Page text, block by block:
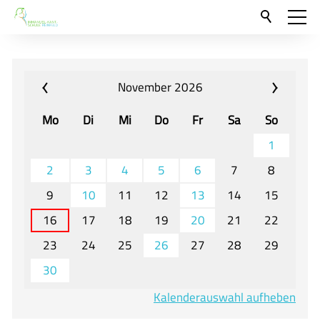
Neu hier?
Für Eltern und Schüler
Veranstaltungen und Termine
Unser Unterricht - Fachcurricula
Unsere Konzepte
Downloads
Unter-, Mittel und Oberstufe
November 2026
Mo
Di Mi Do Fr Sa
So
1
2
3 4 5 6 7
8
9
10 11 12 13 14
15
16
17 18 19 20 21
22
23
24 25 26 27 28
29
30
Kalenderauswahl aufheben